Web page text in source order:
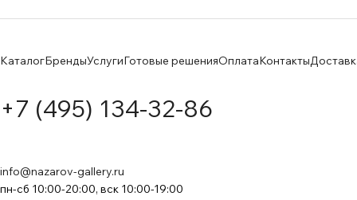
КаталогБрендыУслугиГотовые решенияОплатаКонтакты
+7 (495) 134-32-86
info@nazarov-gallery.ru
пн-сб 10:00-20:00, вск 10:00-19:00